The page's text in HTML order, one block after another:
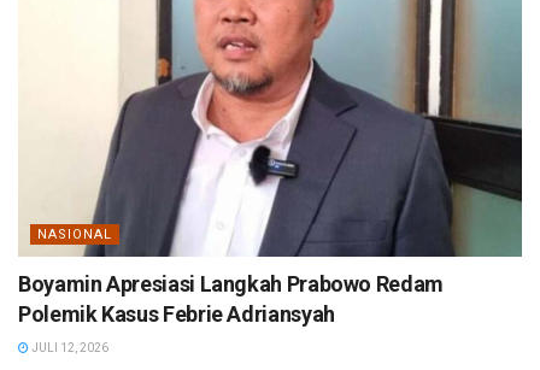
NASIONAL
Boyamin Apresiasi Langkah Prabowo Redam
Polemik Kasus Febrie Adriansyah
JULI 12, 2026